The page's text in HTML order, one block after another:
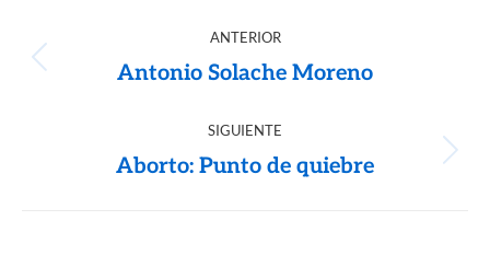
ANTERIOR
Antonio Solache Moreno
SIGUIENTE
Aborto: Punto de quiebre